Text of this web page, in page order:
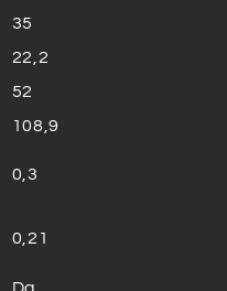
35
22,2
52
108,9
0,3
0,21